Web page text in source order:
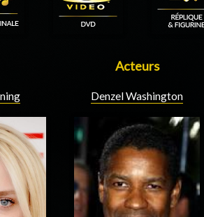
Acteurs
Denzel Washington